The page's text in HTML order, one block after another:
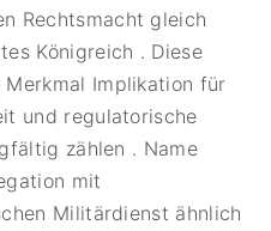
Rechtsmacht gleich
Königreich . Diese
Merkmal Implikation für
und regulatorische
zählen . Name
mit
Militärdienst ähnlich